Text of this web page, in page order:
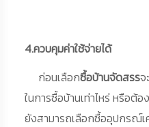
4.ควบคุมค่าใช้จ่ายได้
ก่อนเลือกซื้อบ้านจัดสรรจ
ในการซื้อบ้านเท่าไหร่ หรือต้
ยังสามารถเลือกซื้ออุปกรณ์เ